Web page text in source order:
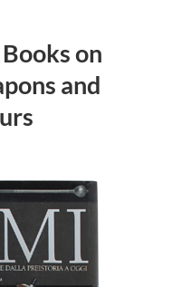
on
and